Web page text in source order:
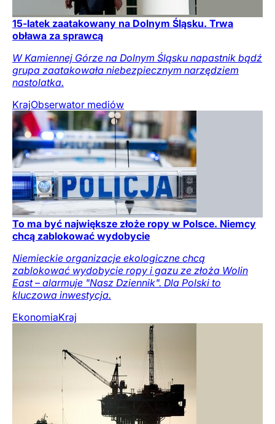
15-latek zaatakowany na Dolnym Śląsku. Trwa
obława za sprawcą
W Kamiennej Górze na Dolnym Śląsku napastnik bądź
grupa zaatakowała niebezpiecznym narzędziem
nastolatka.
KrajObserwator mediów
To ma być największe złoże ropy w Polsce. Niemcy
chcą zablokować wydobycie
Niemieckie organizacje ekologiczne chcą
zablokować wydobycie ropy i gazu ze złoża Wolin
East – alarmuje "Nasz Dziennik". Dla Polski to
kluczowa inwestycja.
EkonomiaKraj